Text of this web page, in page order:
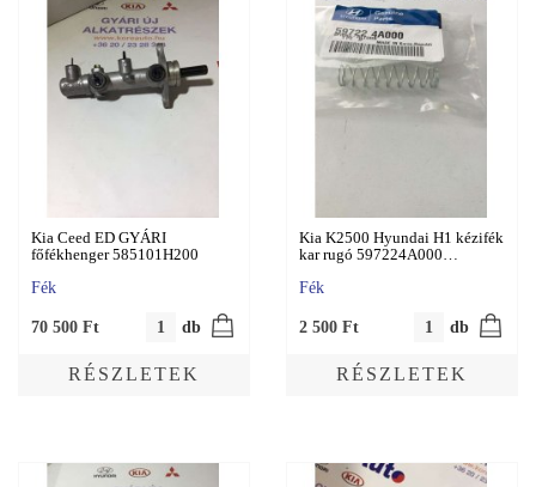
Kia Ceed ED GYÁRI
főfékhenger 585101H200
Fék
70 500 Ft db
RÉSZLETEK
Kia K2500 Hyundai H1 kézifék
kar rugó 597224A000…
Fék
2 500 Ft db
RÉSZLETEK